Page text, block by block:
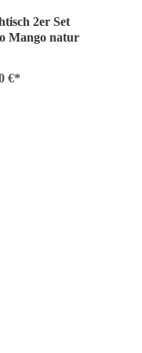
2er Set
Mango natur
€*